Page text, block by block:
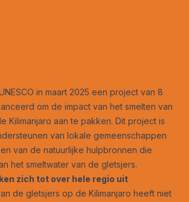
in maart 2025 een project van 8
om de impact van het smelten van
Kilimanjaro aan te pakken. Dit project is
van lokale gemeenschappen
van de natuurlijke hulpbronnen die
het smeltwater van de gletsjers.
zich tot over hele regio uit
de gletsjers op de Kilimanjaro heeft niet